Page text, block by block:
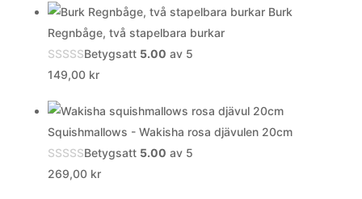
Burk
Regnbåge, två stapelbara burkar
Betygsatt 5.00 av 5
149,00 kr
Squishmallows - Wakisha rosa djävulen 20cm
Betygsatt 5.00 av 5
269,00 kr